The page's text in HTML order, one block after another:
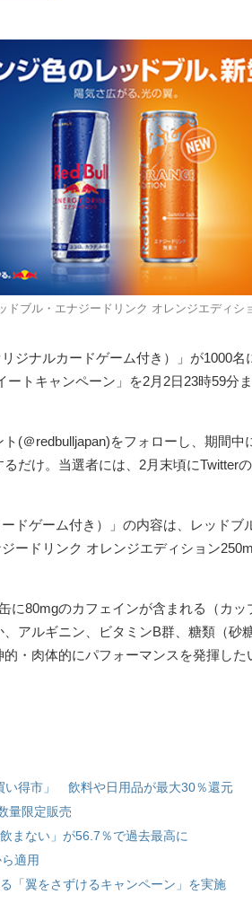
ドブル・エナジードリンク オレンジエディシ
ジナルカードゲーム付き）」が1000名
トキャンペーン」を2月2日23時59分
(＠redbulljapan)をフォローし、期間中
だけ。当選者には、2月末頃にTwitter
ドゲーム付き）」の内容は、レッドブ
ードリンク オレンジエディション
に80mgのカフェインが含まれる（カッ
アルギニン、ビタミンB群、糖類（砂
・肉体的にパフォーマンスを発揮した
い得市」 飲料や日用品が最大30％還元
量限定販売
まない」が56.7％で過去最高に
適用
「翼をさずけるキャンペーン」を実施